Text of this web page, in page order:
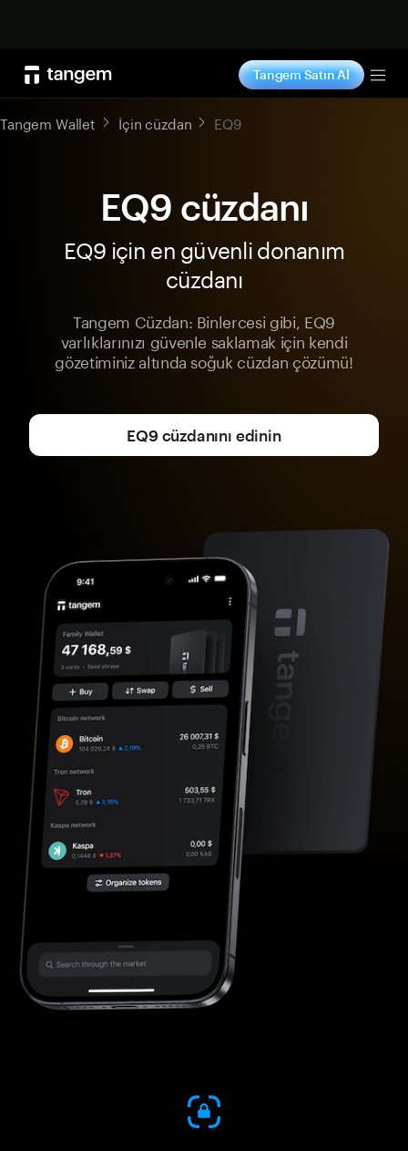
Tangem Satın Al
Tangem Wallet İçin cüzdan EQ9
EQ9 cüzdanı
EQ9 için en güvenli donanım
cüzdanı
Tangem Cüzdan: Binlercesi gibi, EQ9
varlıklarınızı güvenle saklamak için kendi
gözetiminiz altında soğuk cüzdan çözümü!
EQ9 cüzdanını edinin